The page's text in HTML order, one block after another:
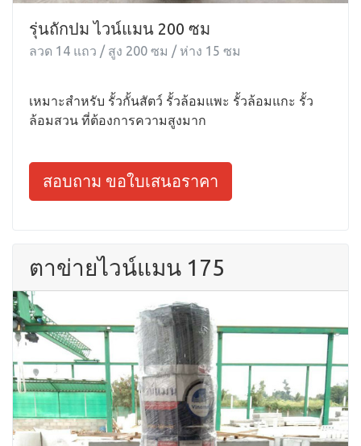
รุ่นถักปม ไวน์แมน 200 ซม
ลวด 14 แถว / สูง 200 ซม / ห่าง 15 ซม
เหมาะสำหรับ รั้วกั้นสัตว์ รั้วล้อมแพะ รั้วล้อมแกะ รั้ว
ล้อมสวน ที่ต้องการความสูงมาก
สอบถาม ขอใบเสนอราคา
ตาข่ายไวน์แมน 175